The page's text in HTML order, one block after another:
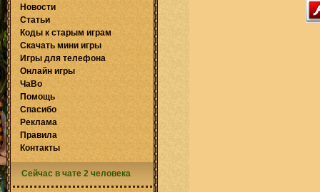
Новости
Статьи
Коды к старым играм
Скачать мини игры
Игры для телефона
Онлайн игры
ЧаВо
Помощь
Спасибо
Реклама
Правила
Контакты
Сейчас в чате 2 человека